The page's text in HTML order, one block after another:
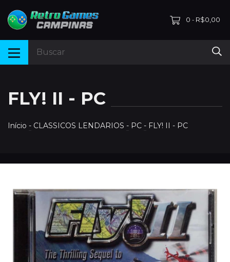
0 - R$0,00
FLY! II - PC
Início - CLASSICOS LENDARIOS - PC - FLY! II - PC